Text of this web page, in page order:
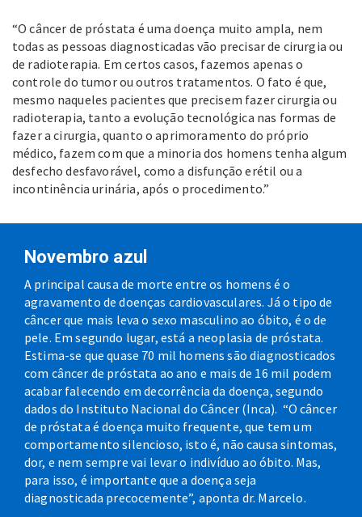
“O câncer de próstata é uma doença muito ampla, nem
todas as pessoas diagnosticadas vão precisar de cirurgia ou
de radioterapia. Em certos casos, fazemos apenas o
controle do tumor ou outros tratamentos. O fato é que,
mesmo naqueles pacientes que precisem fazer cirurgia ou
radioterapia, tanto a evolução tecnológica nas formas de
fazer a cirurgia, quanto o aprimoramento do próprio
médico, fazem com que a minoria dos homens tenha algum
desfecho desfavorável, como a disfunção erétil ou a
incontinência urinária, após o procedimento.”
Novembro azul
A principal causa de morte entre os homens é o
agravamento de doenças cardiovasculares. Já o tipo de
câncer que mais leva o sexo masculino ao óbito, é o de
pele. Em segundo lugar, está a neoplasia de próstata.
Estima-se que quase 70 mil homens são diagnosticados
com câncer de próstata ao ano e mais de 16 mil podem
acabar falecendo em decorrência da doença, segundo
dados do Instituto Nacional do Câncer (Inca). “O câncer
de próstata é doença muito frequente, que tem um
comportamento silencioso, isto é, não causa sintomas,
dor, e nem sempre vai levar o indivíduo ao óbito. Mas,
para isso, é importante que a doença seja
diagnosticada precocemente”, aponta dr. Marcelo.